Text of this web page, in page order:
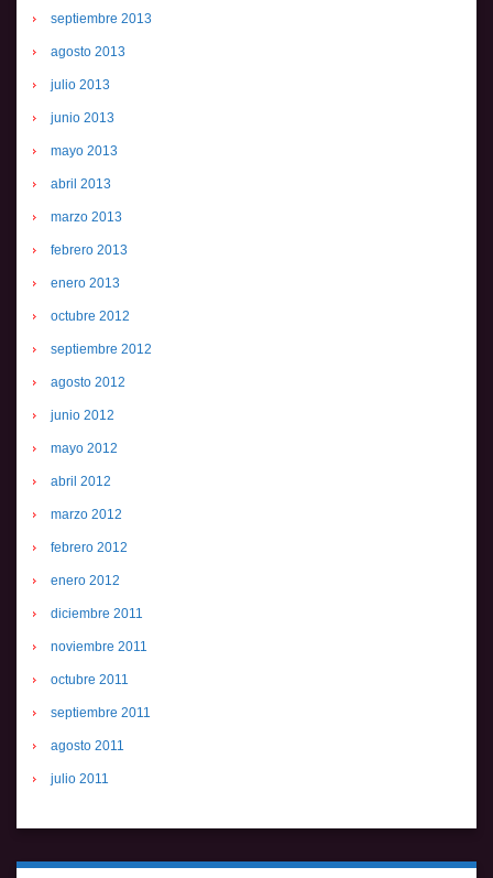
septiembre 2013
agosto 2013
julio 2013
junio 2013
mayo 2013
abril 2013
marzo 2013
febrero 2013
enero 2013
octubre 2012
septiembre 2012
agosto 2012
junio 2012
mayo 2012
abril 2012
marzo 2012
febrero 2012
enero 2012
diciembre 2011
noviembre 2011
octubre 2011
septiembre 2011
agosto 2011
julio 2011